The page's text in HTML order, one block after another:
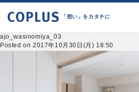
「想い」をカタチに
ajo_wasinomiya_03
Posted on 2017年10月30日(月) 18:50